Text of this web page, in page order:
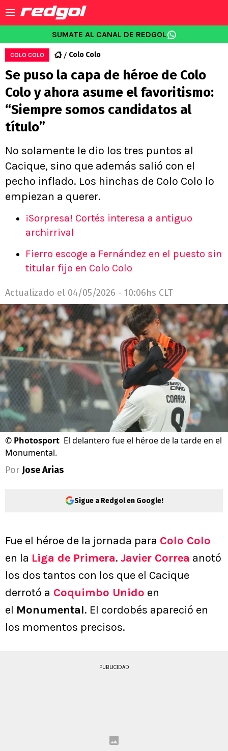
SUMATE AL CANAL DE REDGOL
COLO COLO Colo Colo
Se puso la capa de héroe de Colo
Colo y ahora asume el favoritismo:
“Siempre somos candidatos al
título”
No solamente le dio los tres puntos al
Cacique, sino que además salió con el
pecho inflado. Los hinchas de Colo Colo lo
empiezan a querer.
¡Sorpresa! Cortés interesa a antiguo
archirrival
Fierro escoge a Fernández en el puesto sin
titular fijo en Colo Colo
Actualizado el 04/05/2026 - 10:06hs CLT
© Photosport El delantero fue el héroe de la tarde en el
Monumental.
Por Jose Arias
Sigue a Redgol en Google!
Fue el héroe de la jornada para Colo Colo
en la Liga de Primera. Javier Correa anotó
los dos tantos con los que el Cacique
derrotó a Coquimbo Unido en
el Monumental. El cordobés apareció en
los momentos precisos.
PUBLICIDAD